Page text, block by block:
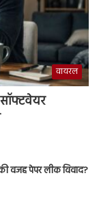
वायरल
वजह पेपर लीक विवाद?